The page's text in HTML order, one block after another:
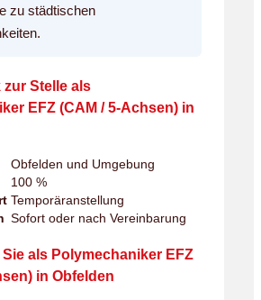
zu städtischen
Stelle als
EFZ (CAM / 5-Achsen) in
Obfelden und Umgebung
100 %
Temporäranstellung
Sofort oder nach Vereinbarung
als Polymechaniker EFZ
in Obfelden